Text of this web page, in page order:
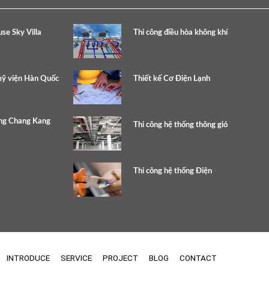
Sky Villa
viện Hàn Quốc
Chang Kang
Thi công điều hòa không khí
Thiết kế Cơ Điện Lạnh
Thi công hệ thống thông gió
Thi công hệ thống Điện
INTRODUCE SERVICE PROJECT BLOG CONTACT